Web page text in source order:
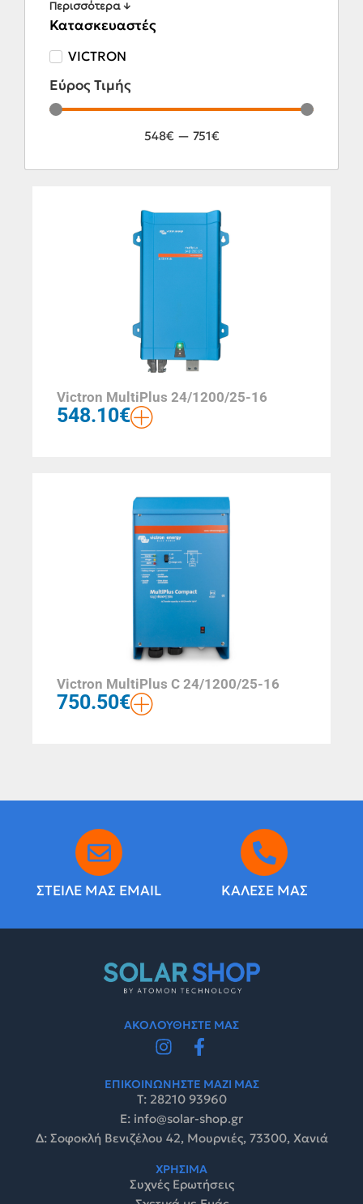
Περισσότερα ↓
Κατασκευαστές
VICTRON
Εύρος Τιμής
548€ — 751€
Victron MultiPlus 24/1200/25-16
548.10€
Victron MultiPlus C 24/1200/25-16
750.50€
ΣΤΕΙΛΕ ΜΑΣ EMAIL ΚΑΛΕΣΕ ΜΑΣ
ΑΚΟΛΟΥΘΗΣΤΕ ΜΑΣ
ΕΠΙΚΟΙΝΩΝΗΣΤΕ ΜΑΖΙ ΜΑΣ
Τ: 28210 93960
E: info@solar-shop.gr
Δ: Σοφοκλή Βενιζέλου 42, Μουρνιές, 73300, Χανιά
ΧΡΗΣΙΜΑ
Συχνές Ερωτήσεις